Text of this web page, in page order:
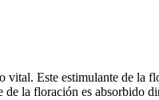
Este estimulante de la
la floración es